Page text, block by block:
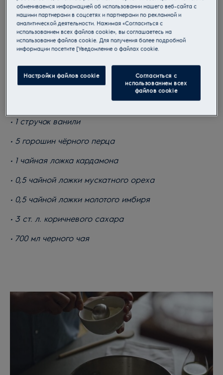
• 2 столовые ложки крем-фреш
• 1 чайная ложка ванильного экстракта
• 125 г грецких орехов, поджаренных и нарезанных
Чай:
• 375 мл. молока
• 1 палочка корицы, сломанная пополам
• 1 стручок ванили
• 5 горошин чёрного перца
• 1 чайная ложка кардамона
• 0,5 чайной ложки мускатного ореха
• 0,5 чайной ложки молотого имбиря
• 3 ст. л. коричневого сахара
• 700 мл черного чая
обмениваемся информацией об использовании нашего веб-сайта с
нашими партнерами в соцсетях и партнерами по рекламной и
аналитической деятельности. Нажимая «Согласиться с
использованием всех файлов cookie», вы соглашаетесь на
использование файлов cookie. Для получения более подробной
информации посетите [Уведомление о файлах cookie.
Настройки файлов cookie
Согласиться с
использованием всех
файлов cookie